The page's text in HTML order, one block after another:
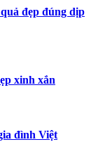
đẹp đúng dịp
xinh xắn
đình Việt